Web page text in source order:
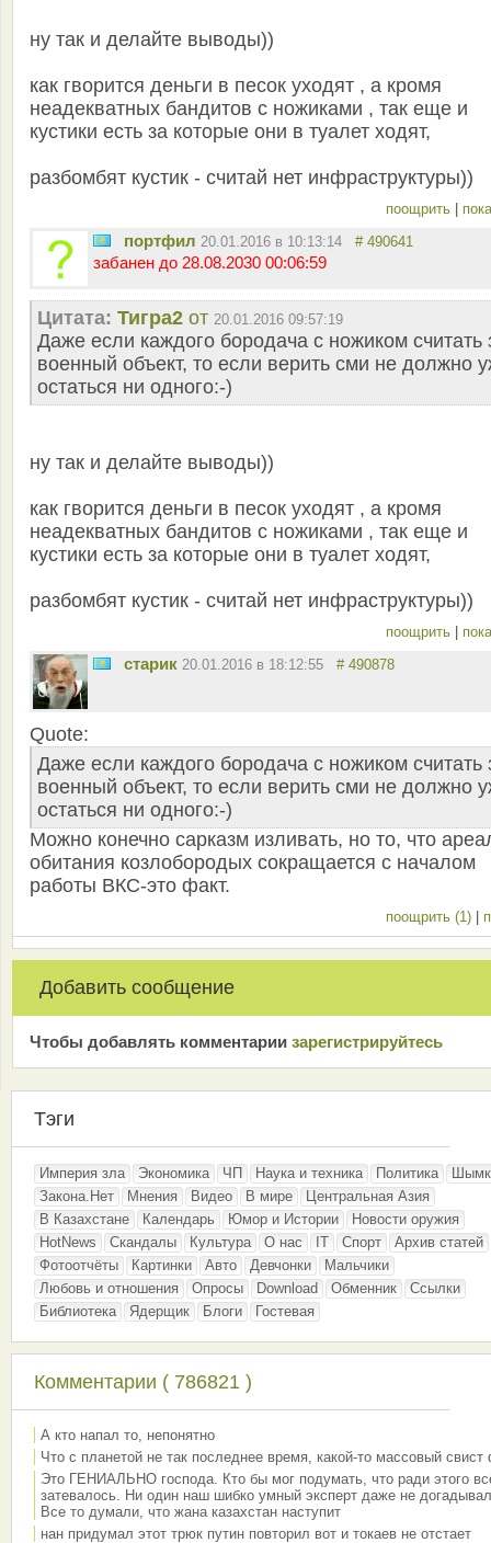
ну так и делайте выводы))
как гворится деньги в песок уходят , а кромя
неадекватных бандитов с ножиками , так еще и
кустики есть за которые они в туалет ходят,
разбомбят кустик - считай нет инфраструктуры))
поощрить |
портфил 20.01.2016 в 10:13:14 # 490641
забанен до 28.08.2030 00:06:59
Цитата: Тигра2 от 20.01.2016 09:57:19
Даже если каждого бородача с ножиком считать
военный объект, то если верить сми не должно
остаться ни одного:-)
ну так и делайте выводы))
как гворится деньги в песок уходят , а кромя
неадекватных бандитов с ножиками , так еще и
кустики есть за которые они в туалет ходят,
разбомбят кустик - считай нет инфраструктуры))
поощрить |
старик 20.01.2016 в 18:12:55 # 490878
Quote:
Даже если каждого бородача с ножиком считать
военный объект, то если верить сми не должно
остаться ни одного:-)
Можно конечно сарказм изливать, но то, что
обитания козлобородых сокращается с началом
работы ВКС-это факт.
поощрить (1) |
Добавить сообщение
Чтобы добавлять комментарии зарeгиcтрирyйтeсь
Тэги
Империя зла Экономика ЧП Наука и техника Политика
Закона.Нет
Мнения Видео В мире
Центральная Азия
В Казахстане
Календарь Юмор и Истории
Новости оружия
HotNews
Скандалы Культура О нас IT Спорт
Архив статей
Фотоотчёты
Картинки Авто Девчонки
Мальчики
Любовь и отношения
Опросы Download Обменник
Ссылки
Библиотека
Ядерщик Блоги Гостевая
Комментарии ( 786821 )
А кто напал то, непонятно
Что с планетой не так последнее время, какой-то массовый свист
Это ГЕНИАЛЬНО господа. Кто бы мог подумать, что ради этого
затевалось. Ни один наш шибко умный эксперт даже не
Все то думали, что жана казахстан наступит
нан придумал этот трюк путин повторил вот и токаев не отстает